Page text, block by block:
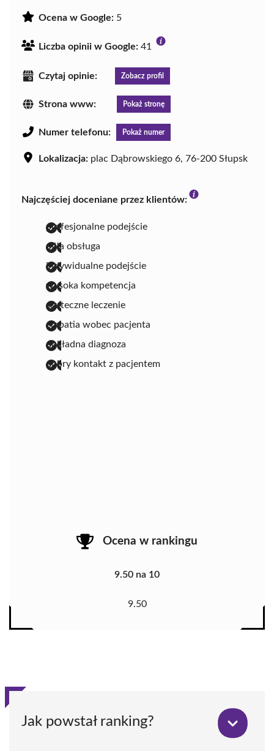
Ocena w Google: 5
Liczba opinii w Google: 41
Czytaj opinie: Zobacz profil
Strona www: Pokaż stronę
Numer telefonu: Pokaż numer
Lokalizacja: plac Dąbrowskiego 6, 76-200 Słupsk
Najczęściej doceniane przez klientów:
profesjonalne podejście
miła obsługa
indywidualne podejście
wysoka kompetencja
skuteczne leczenie
empatia wobec pacjenta
dokładna diagnoza
dobry kontakt z pacjentem
Ocena w rankingu
9.50 na 10
9.50
Jak powstał ranking?